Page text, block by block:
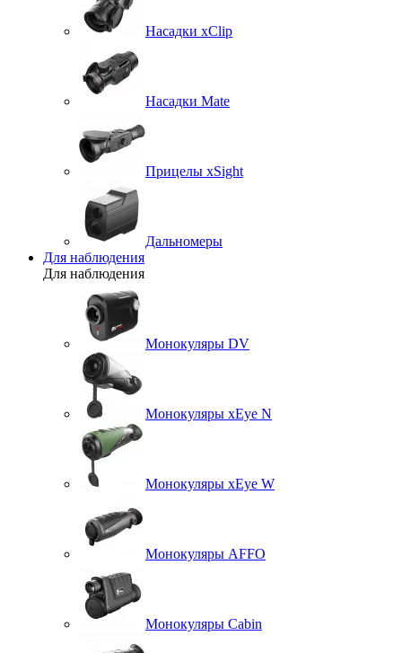
Насадки xClip
Насадки Mate
Прицелы xSight
Дальномеры
Для наблюдения
Для наблюдения
Монокуляры DV
Монокуляры xEye N
Монокуляры xEye W
Монокуляры AFFO
Монокуляры Cabin